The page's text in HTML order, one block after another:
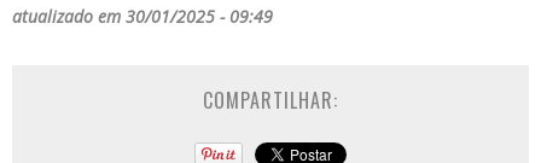
atualizado em 30/01/2025 - 09:49
COMPARTILHAR: